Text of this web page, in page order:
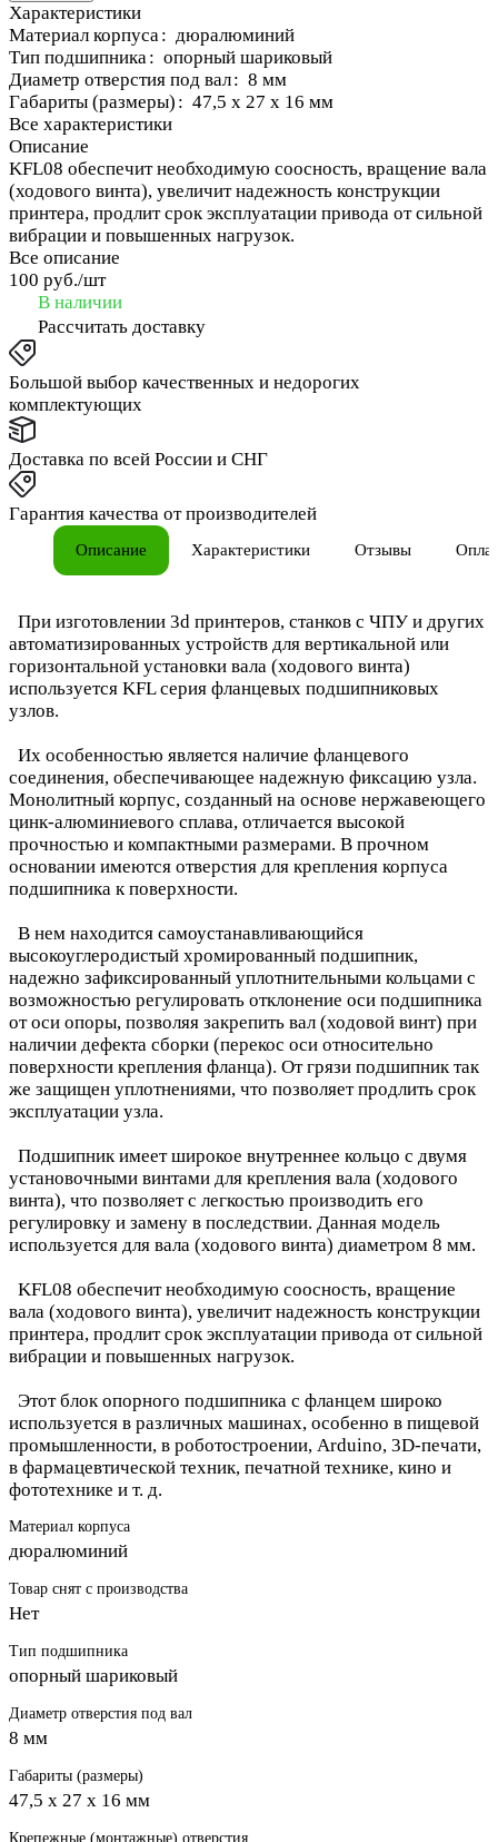
Характеристики
Материал корпуса : дюралюминий
Тип подшипника : опорный шариковый
Диаметр отверстия под вал: 8 мм
Габариты (размеры) : 47,5 х 27 х 16 мм
Все характеристики
Описание
KFL08 обеспечит необходимую соосность, вращение вала
(ходового винта), увеличит надежность конструкции
принтера, продлит срок эксплуатации привода от сильной
вибрации и повышенных нагрузок.
Все описание
100 руб./шт
В наличии
Рассчитать доставку
Большой выбор качественных и недорогих
комплектующих
Доставка по всей России и СНГ
Гарантия качества от производителей
Описание Характеристики Отзывы
При изготовлении 3d принтеров, станков с ЧПУ и других
автоматизированных устройств для вертикальной или
горизонтальной установки вала (ходового винта)
используется KFL серия фланцевых подшипниковых
узлов.
Их особенностью является наличие фланцевого
соединения, обеспечивающее надежную фиксацию узла.
Монолитный корпус, созданный на основе нержавеющего
цинк-алюминиевого сплава, отличается высокой
прочностью и компактными размерами. В прочном
основании имеются отверстия для крепления корпуса
подшипника к поверхности.
В нем находится самоустанавливающийся
высокоуглеродистый хромированный подшипник,
надежно зафиксированный уплотнительными кольцами с
возможностью регулировать отклонение оси подшипника
от оси опоры, позволяя закрепить вал (ходовой винт) при
наличии дефекта сборки (перекос оси относительно
поверхности крепления фланца). От грязи подшипник так
же защищен уплотнениями, что позволяет продлить срок
эксплуатации узла.
Подшипник имеет широкое внутреннее кольцо с двумя
установочными винтами для крепления вала (ходового
винта), что позволяет с легкостью производить его
регулировку и замену в последствии. Данная модель
используется для вала (ходового винта) диаметром 8 мм.
KFL08 обеспечит необходимую соосность, вращение
вала (ходового винта), увеличит надежность конструкции
принтера, продлит срок эксплуатации привода от сильной
вибрации и повышенных нагрузок.
Этот блок опорного подшипника с фланцем широко
используется в различных машинах, особенно в пищевой
промышленности, в роботостроении, Arduino, 3D-печати,
в фармацевтической техник, печатной технике, кино и
фототехнике и т. д.
Материал корпуса
дюралюминий
Товар снят с производства
Нет
Тип подшипника
опорный шариковый
Диаметр отверстия под вал
8 мм
Габариты (размеры)
47,5 х 27 х 16 мм
Крепежные (монтажные) отверстия